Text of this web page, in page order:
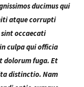
ducimus qui
atque corrupti
occaecati
culpa qui officia
dolorum fuga. Et
distinctio. Nam